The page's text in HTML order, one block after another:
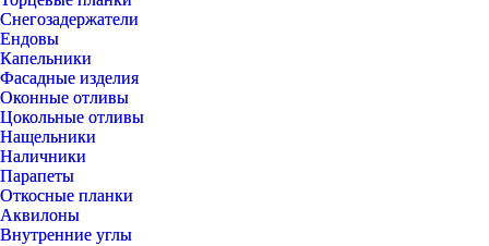
Снегозадержатели
Ендовы
Капельники
Фасадные изделия
Оконные отливы
Цокольные отливы
Нащельники
Наличники
Парапеты
Откосные планки
Аквилоны
Внутренние углы